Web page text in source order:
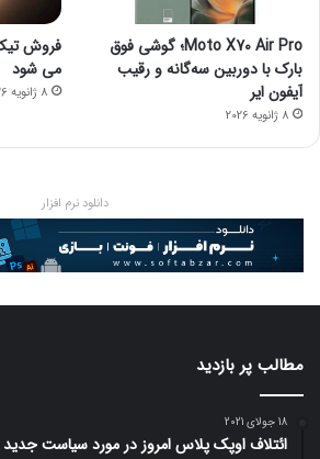
Moto X70 Air Pro؛ گوشی فوق
بارک با دوربین سه‌گانه و رقیب
آیفون ایر
8 ژانویه 2026
می شود
8 ژانویه 2026
دانلود نرم افزار
مطالب پر بازدید
18 جولای 2021
ائتلاف اوپک پلاس امروز در مورد سیاست جدید